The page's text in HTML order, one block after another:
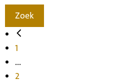
Zoek
1
...
2